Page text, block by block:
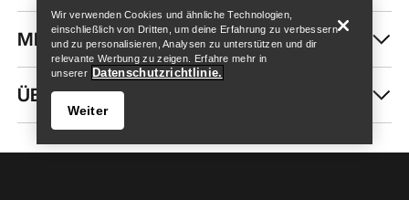
MEHR SHOPPEN
ÜBER UNS
Wir verwenden Cookies und ähnliche Technologien,
einschließlich von Dritten, um deine Erfahrung zu verbessern
und zu personalisieren, Analysen zu unterstützen und dir
relevante Werbung zu zeigen. Erfahre mehr in
unserer Datenschutzrichtlinie.
Weiter